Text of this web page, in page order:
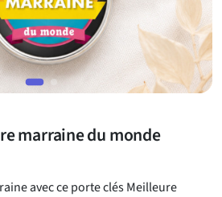
marraine du monde
avec ce porte clés Meilleure